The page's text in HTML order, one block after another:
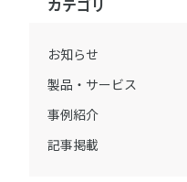
カテゴリ
お知らせ
製品・サービス
事例紹介
記事掲載